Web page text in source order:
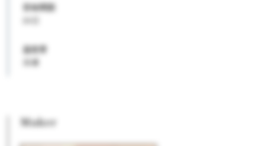
賞味期限
30日
温度帯
冷凍
Maker